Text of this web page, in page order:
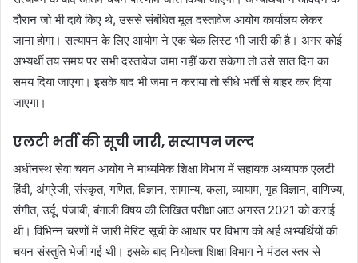
दौरान जो भी दावे किए थे, उससे संबंधित मूल दस्तावेज आयोग कार्यालय लेकर
जाना होगा। सत्यापन के लिए आयोग ने एक चेक लिस्ट भी जारी की है। अगर कोई
अभ्यर्थी तय समय पर सभी दस्तावेज जमा नहीं करा सकेगा तो उसे सात दिन का
समय दिया जाएगा। इसके बाद भी जमा न कराया तो सीधे भर्ती से बाहर कर दिया
जाएगा।
एलटी भर्ती की सूची जारी, सत्यापन जल्द
अधीनस्थ सेवा चयन आयोग ने माध्यमिक शिक्षा विभाग में सहायक अध्यापक एलटी
हिंदी, अंग्रेजी, संस्कृत, गणित, विज्ञान, सामान्य, कला, व्यायाम, गृह विज्ञान, वाणिज्य,
संगीत, उर्दू, पंजाबी, बंगाली विषय की लिखित परीक्षा आठ अगस्त 2021 को कराई
थी। विभिन्न चरणों में जारी मेरिट सूची के आधार पर विभाग को अर्ह अभ्यर्थियों की
चयन संस्तुति भेजी गई थी। इसके बाद नियोक्ता शिक्षा विभाग ने मंडल स्तर से